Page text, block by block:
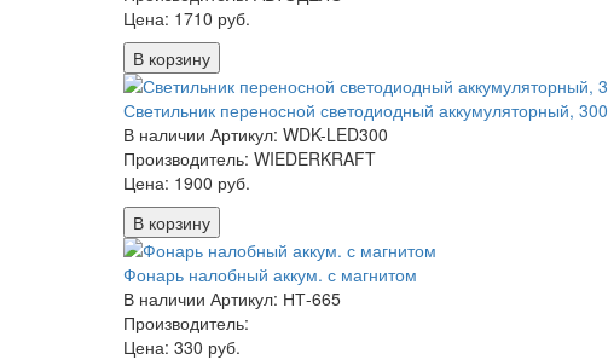
Цена: 1710 руб.
В корзину
Светильник переносной светодиодный аккумуляторный,
В наличии Артикул: WDK-LED300
Производитель: WIEDERKRAFT
Цена: 1900 руб.
В корзину
Фонарь налобный аккум. с магнитом
В наличии Артикул: НТ-665
Производитель:
Цена: 330 руб.